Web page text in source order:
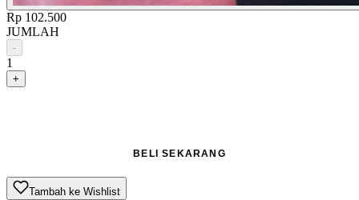
Rp 102.500
JUMLAH
-
1
+
BELI SEKARANG
Tambah ke Wishlist